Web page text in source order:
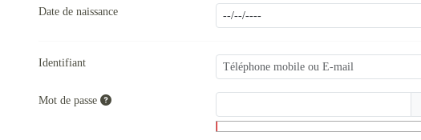
Date de naissance
Identifiant
Mot de passe